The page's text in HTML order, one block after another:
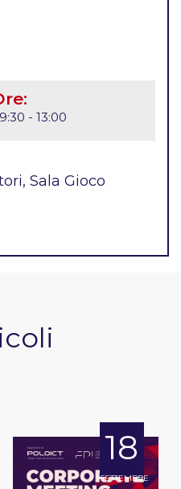
- 13:00
Sala Gioco
18
SETTEMBRE